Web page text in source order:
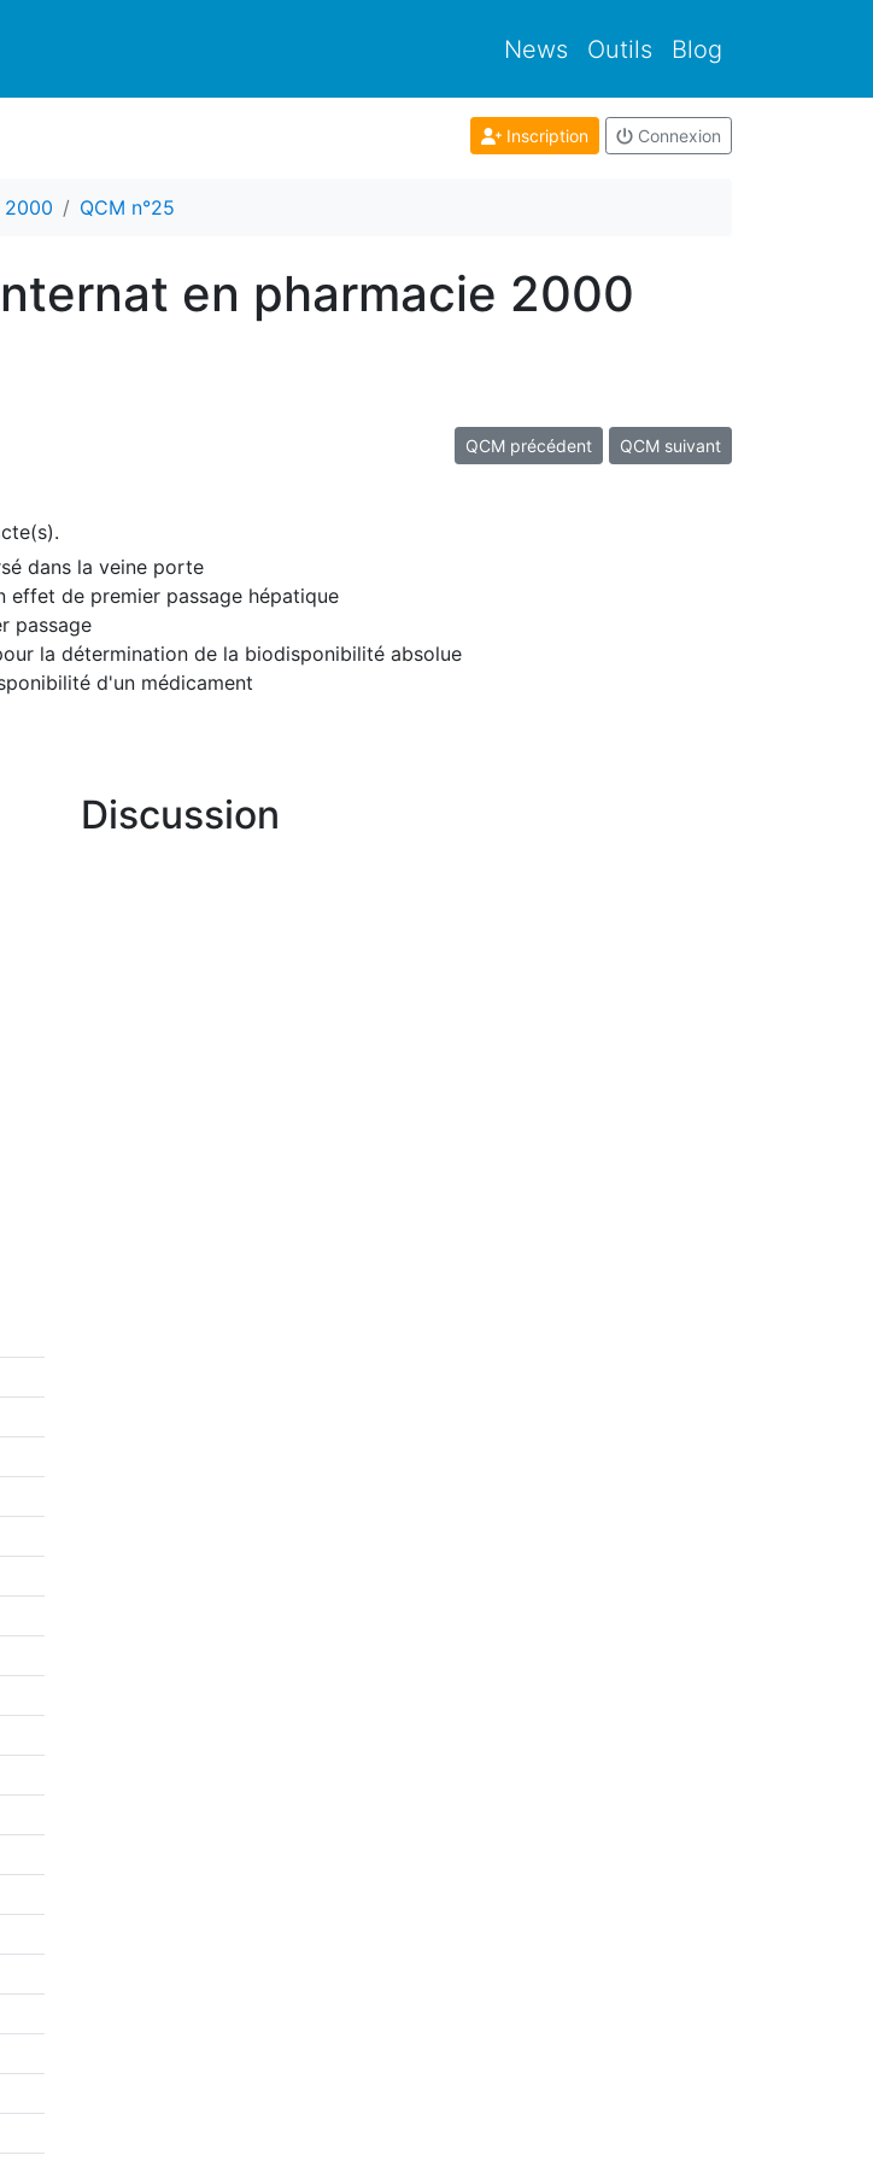
News Outils Blog
Inscription Connexion
2000 QCM n°25
en pharmacie 2000
QCM précédent QCM suivant
dans la veine porte
effet de premier passage hépatique
passage
la détermination de la biodisponibilité absolue
d'un médicament
Discussion